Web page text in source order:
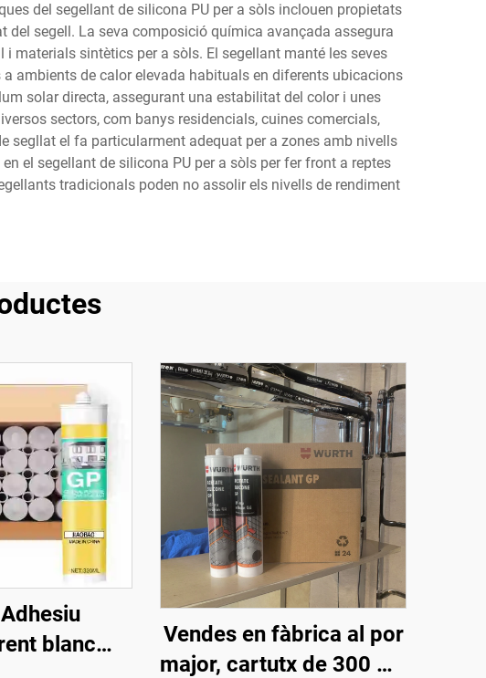
del segellant de silicona PU per a sòls inclouen propietats
segell. La seva composició química avançada assegura
materials sintètics per a sòls. El segellant manté les seves
ambients de calor elevada habituals en diferents ubicacions
solar directa, assegurant una estabilitat del color i unes
sectors, com banys residencials, cuines comercials,
segllat el fa particularment adequat per a zones amb nivells
el segellant de silicona PU per a sòls per fer front a reptes
tradicionals poden no assolir els nivells de rendiment
blanc
Vendes en fàbrica al por
major, cartutx de 300 ml,